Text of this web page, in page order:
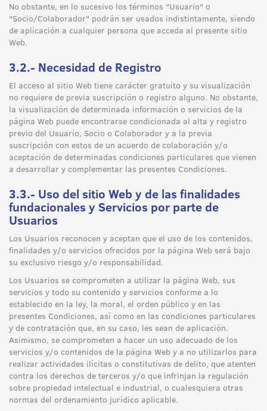
No obstante, en lo sucesivo los términos "Usuario" o
"Socio/Colaborador" podrán ser usados indistintamente, siendo
de aplicación a cualquier persona que acceda al presente sitio
Web.
3.2.- Necesidad de Registro
El acceso al sitio Web tiene carácter gratuito y su visualización
no requiere de previa suscripción o registro alguno. No obstante,
la visualización de determinada información o servicios de la
página Web puede encontrarse condicionada al alta y registro
previo del Usuario, Socio o Colaborador y a la previa
suscripción con estos de un acuerdo de colaboración y/o
aceptación de determinadas condiciones particulares que vienen
a desarrollar y complementar las presentes Condiciones.
3.3.- Uso del sitio Web y de las finalidades
fundacionales y Servicios por parte de
Usuarios
Los Usuarios reconocen y aceptan que el uso de los contenidos,
finalidades y/o servicios ofrecidos por la página Web será bajo
su exclusivo riesgo y/o responsabilidad.
Los Usuarios se comprometen a utilizar la página Web, sus
servicios y todo su contenido y servicios conforme a lo
establecido en la ley, la moral, el orden público y en las
presentes Condiciones, así como en las condiciones particulares
y de contratación que, en su caso, les sean de aplicación.
Asimismo, se comprometen a hacer un uso adecuado de los
servicios y/o contenidos de la página Web y a no utilizarlos para
realizar actividades ilícitas o constitutivas de delito, que atenten
contra los derechos de terceros y/o que infrinjan la regulación
sobre propiedad intelectual e industrial, o cualesquiera otras
normas del ordenamiento jurídico aplicable.